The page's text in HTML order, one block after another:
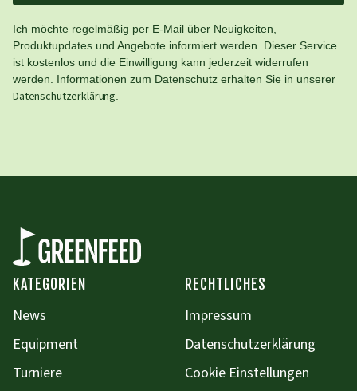
Ich möchte regelmäßig per E-Mail über Neuigkeiten,
Produktupdates und Angebote informiert werden. Dieser Service
ist kostenlos und die Einwilligung kann jederzeit widerrufen
werden. Informationen zum Datenschutz erhalten Sie in unserer
Datenschutzerklärung.
KATEGORIEN
News
Equipment
Turniere
RECHTLICHES
Impressum
Datenschutzerklärung
Cookie Einstellungen